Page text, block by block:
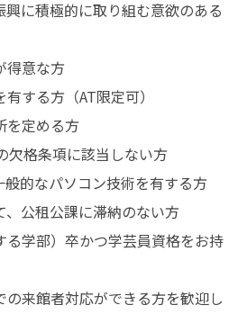
興に積極的に取り組む意欲のある
得意な方
する方（AT限定可）
を定める方
欠格条項に該当しない方
般的なパソコン技術を有する方
、公租公課に滞納のない方
る学部）卒かつ学芸員資格をお持
来館者対応ができる方を歓迎し